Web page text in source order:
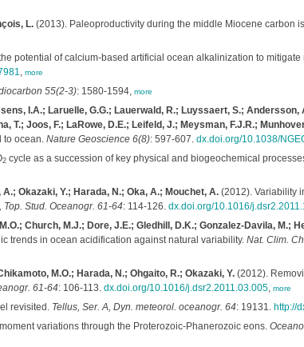
L.(2013). Paleoproductivity during the middle Miocene carbon
potential of calcium-based artificial ocean alkalinization to mitigate
, more
55(2-3): 1580-1594, more
I.A.; Laruelle, G.G.; Lauerwald, R.; Luyssaert, S.;
T.; Joos, F.; LaRowe, D.E.; Leifeld, J.; Meysman, F.J.R.;
to ocean. Nature Geoscience 6(8): 597-607. dx.doi.org/10.1038/
2cycle as a succession of key physical and biogeochemical
Okazaki, Y.; Harada, N.; Oka, A.; Mouchet, A.(2012). Variability
Stud. Oceanogr. 61-64: 114-126. dx.doi.org/10.1016/
Church, M.J.; Dore, J.E.; Gledhill, D.K.; Gonzalez-Davila, M.;
trends in ocean acidification against natural variability. Nat. Clim.
M.O.; Harada, N.; Ohgaito, R.; Okazaki, Y.(2012).
61-64: 106-113. dx.doi.org/10.1016/j.dsr2.2011.03.005, more
revisited. Tellus, Ser. A, Dyn. meteorol. oceanogr. 64: 19131. http://
variations through the Proterozoic-Phanerozoic eons.